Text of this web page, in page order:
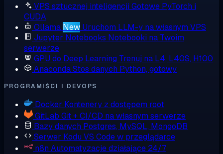
VPS sztucznej inteligencji Gotowe PyTorch i
CUDA
Ollama New Uruchom LLM-y na własnym VPS
Jupyter Notebooks Notebooki na Twoim
serwerze
GPU do Deep Learning Trenuj na L4, L40S, H100
AnacondaStos danych Python, gotowy
PROGRAMIŚCI I DEVOPS
Docker Kontenery z dostępem root
GitLab Git + CI/CD na własnym serwerze
Bazy danych Postgres, MySQL, MongoDB
Serwer Kodu VS Code w przeglądarce
n8n Automatyzacje działające 24/7